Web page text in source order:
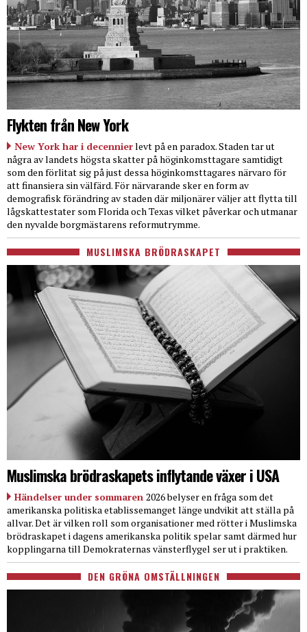
Flykten från New York
New York har i decennierlevt på en paradox. Staden tar ut
några av landets högsta skatter på höginkomsttagare samtidigt
som den förlitat sig på just dessa höginkomsttagares närvaro för
att finansiera sin välfärd. För närvarande sker en form av
demografisk förändring av staden där miljonärer väljer att flytta till
lågskattestater som Florida och Texas vilket påverkar och utmanar
den nyvalde borgmästarens reformutrymme.
MUSLIMSKA BRÖDRASKAPET
Muslimska brödraskapets inflytande växer i USA
Händelser under sommaren 2026 belyser en fråga som det
amerikanska politiska etablissemanget länge undvikit att ställa på
allvar. Det är vilken roll som organisationer med rötter i Muslimska
brödraskapet i dagens amerikanska politik spelar samt därmed hur
kopplingarna till Demokraternas vänsterflygel ser ut i praktiken.
DEN GRÖNA OMSTÄLLNINGEN